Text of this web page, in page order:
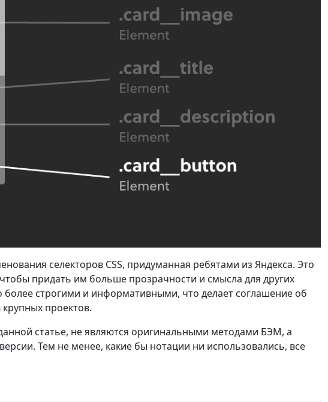
селекторов CSS, придуманная ребятами из Яндекса. Это
придать им больше прозрачности и смысла для других
более строгими и информативными, что делает соглашение об
проектов.
статье, не являются оригинальными методами БЭМ, а
Тем не менее, какие бы нотации ни использовались, все